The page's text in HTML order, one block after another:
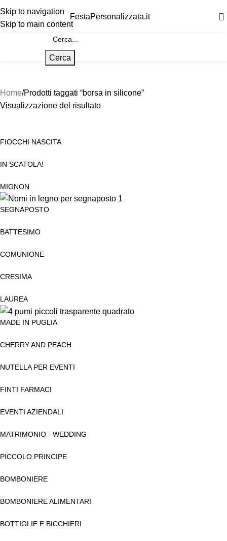
Skip to navigation
Skip to main content
FestaPersonalizzata.it
Cerca
Home Prodotti taggati “borsa in silicone”
Visualizzazione del risultato
FIOCCHI NASCITA
IN SCATOLA!
MIGNON
SEGNAPOSTO
BATTESIMO
COMUNIONE
CRESIMA
LAUREA
MADE IN PUGLIA
CHERRY AND PEACH
NUTELLA PER EVENTI
FINTI FARMACI
EVENTI AZIENDALI
MATRIMONIO - WEDDING
PICCOLO PRINCIPE
BOMBONIERE
BOMBONIERE ALIMENTARI
BOTTIGLIE E BICCHIERI